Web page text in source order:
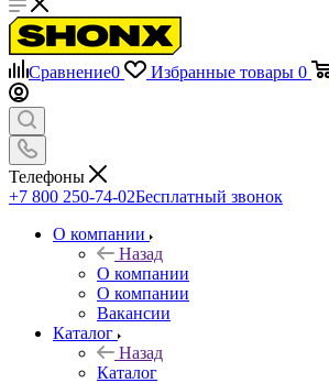
Сравнение0 Избранные товары 0
Телефоны
+7 800 250-74-02Бесплатный звонок
О компании
Назад
О компании
О компании
Вакансии
Каталог
Назад
Каталог